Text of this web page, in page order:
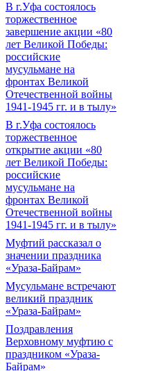
В г.Уфа состоялось
торжественное
завершение акции «80
лет Великой Победы:
российские
мусульмане на
фронтах Великой
Отечественной войны
1941-1945 гг. и в тылу»
В г.Уфа состоялось
торжественное
открытие акции «80
лет Великой Победы:
российские
мусульмане на
фронтах Великой
Отечественной войны
1941-1945 гг. и в тылу»
Муфтий рассказал о
значении праздника
«Ураза-Байрам»
Мусульмане встречают
великий праздник
«Ураза-Байрам»
Поздравления
Верховному муфтию с
праздником «Ураза-
Байрам»